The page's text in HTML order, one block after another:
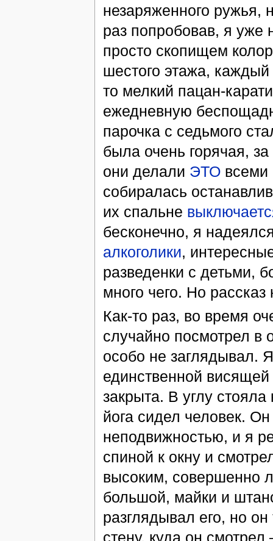
незаряженного ружья,
раз попробовав, я уже
просто скопищем
шестого этажа,
то мелкий пацан-
ежедневную
парочка с седьмого
была очень горячая,
они делали ЭТОвсеми
собиралась
их спальне
бесконечно, я
алкоголики,
разведенки с детьми,
много чего. Но рассказ
Как-то раз, во время
случайно посмотрел в
особо не заглядывал.
единственной
закрыта. В углу стояла
йога сидел человек.
неподвижностью, и я
спиной к окну и
высоким, совершенно
большой, майки и
разглядывал его, но